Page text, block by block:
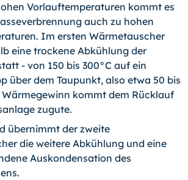
Vorlauftemperaturen kommt es
auch zu hohen
Im ersten Wärmetauscher
eine trockene Abkühlung der
- von 150 bis 300°C auf ein
über dem Taupunkt, also etwa 50 bis
Wärmegewinn kommt dem Rücklauf
zugute.
übernimmt der zweite
die weitere Abkühlung und eine
Auskondensation des